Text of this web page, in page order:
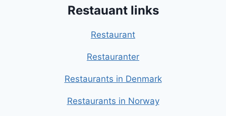
Restauant links
Restaurant
Restauranter
Restaurants in Denmark
Restaurants in Norway